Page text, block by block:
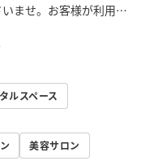
ませ。お客様が利用可
ください■■■を必ずご覧
開いただけると、迷わ
ルスペース
美容サロン